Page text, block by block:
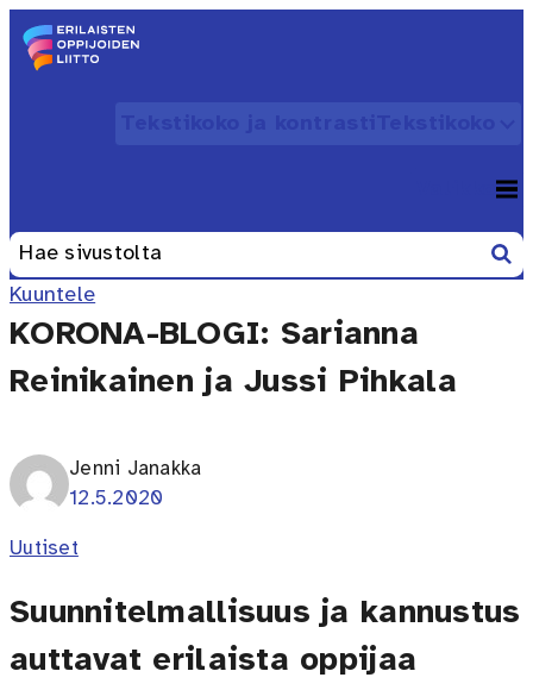
Siirry sisältöön
Haku: Etsi
Kuuntele
KORONA-BLOGI: Sarianna
Reinikainen ja Jussi Pihkala
Jenni Janakka
12.5.2020
Uutiset
Suunnitelmallisuus ja kannustus
auttavat erilaista oppijaa